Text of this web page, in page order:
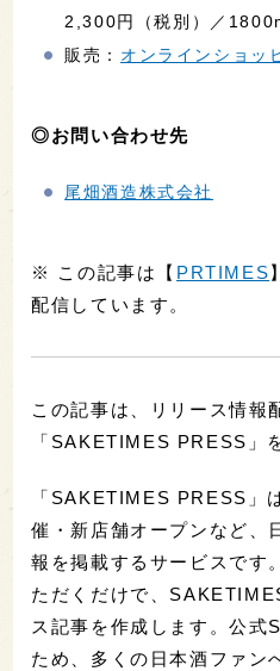
2,300円（税別）／
販売： オンラインショッ
◎お問い合わせ先
尾畑酒造株式会社
※ この記事は【 PRTIMES
配信しています。
この記事は、リリース情報
「SAKETIMES PRESS」
「SAKETIMES PRESS」
催・新店舗オープンなど、
報を掲載するサービスです
ただくだけで、
ス記事を作成します。公式
ため、多くの日本酒ファン